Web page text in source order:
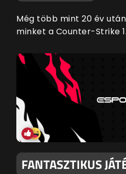
Még több mint 20 év
minket a Counter-Strike
FANTASZTIKUS